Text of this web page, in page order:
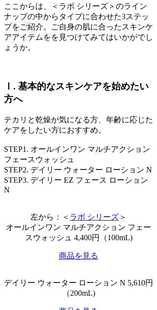
ここからは、＜ラボ シリーズ＞のライン
ナップの中からタイプに合わせた3ステッ
プをご紹介。ご自身の肌に合ったスキンケ
アアイテムをを見つけてみてはいかがでし
ょうか。
Ⅰ. 基本的なスキンケアを始めたい
方へ
テカリと乾燥が気になる方、年齢に応じた
ケアをしたい方におすすめ。
STEP1. オールインワン マルチアクション
フェースウォッシュ
STEP2. デイリー ウォーター ローション N
STEP3. デイリー EZ フェース ローション
N
左から：＜ ラボ シリーズ ＞
オールインワン マルチアクション フェー
スウォッシュ 4,400円（100mL)
商品を見る
デイリー ウォーター ローション N 5,610円
（200mL)